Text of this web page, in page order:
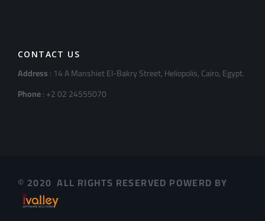
CONTACT US
Address: 14 A Manshiet El-Bakry Street, Heliopolis, Cairo, Egypt.
Phone: +2 02 24555070
© 2020 ALL RIGHTS RESERVED POWERD BY